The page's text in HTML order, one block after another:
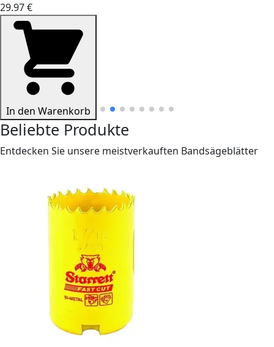
29.97 €
In den Warenkorb
Beliebte Produkte
Entdecken Sie unsere meistverkauften Bandsägeblätter